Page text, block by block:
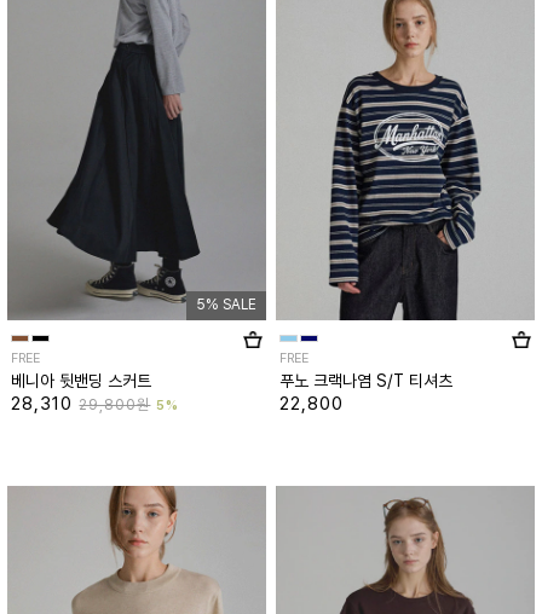
5% SALE
FREE
베니아 뒷밴딩 스커트
28,31029,800원 5%
FREE
푸노 크랙나염 S/T 티셔츠
22,800